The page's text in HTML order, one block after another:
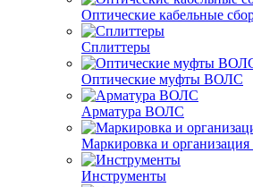
Оптические кабельные
Сплиттеры
Оптические муфты ВОЛС
Арматура ВОЛС
Маркировка и
Инструменты